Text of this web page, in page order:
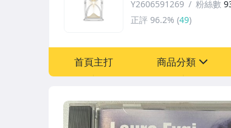
Y2606591269 粉絲數
正評 96.2% (49)
首頁主打 商品分類
[全店] 週年慶